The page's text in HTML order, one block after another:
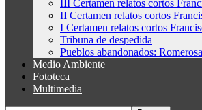
III Certamen relatos cortos
II Certamen relatos cortos
I Certamen relatos cortos
Tribuna de despedida
Pueblos abandonados: Romerosa
Medio Ambiente
Fototeca
Multimedia